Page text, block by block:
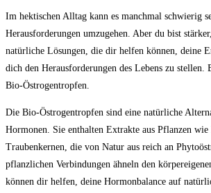
Im hektischen‍ Alltag kann es manchmal‍ schwierig
Herausforderungen umzugehen. Aber du bist
natürliche ‍Lösungen, die ​dir helfen können, deine
dich den Herausforderungen ‍des‍ Lebens ⁤zu stellen.​
Bio-Östrogentropfen.
Die⁣ Bio-Östrogentropfen sind eine natürliche
⁢Hormonen. Sie ​enthalten ‌Extrakte‌ aus ​Pflanzen
Traubenkernen, die ‍von ‍Natur aus reich an
pflanzlichen Verbindungen ähneln ‌den
können dir helfen, deine ​Hormonbalance auf